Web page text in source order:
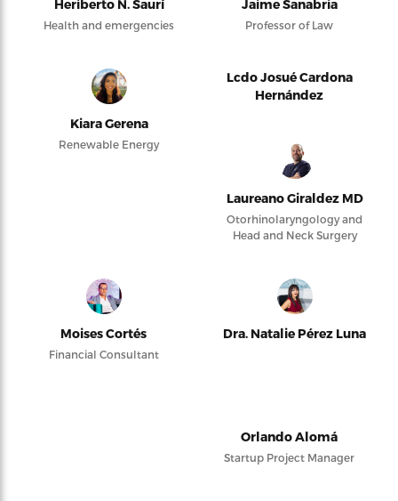
Heriberto N. Saurí
Health and emergencies
Jaime Sanabria
Professor of Law
Kiara Gerena
Renewable Energy
Lcdo Josué Cardona
Hernández
Laureano Giraldez MD
Otorhinolaryngology and
Head and Neck Surgery
Moises Cortés
Financial Consultant
Dra. Natalie Pérez Luna
Orlando Alomá
Startup Project Manager